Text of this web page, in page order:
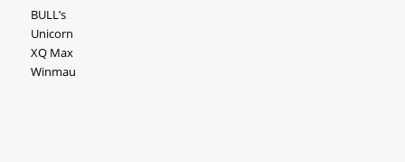
BULL’s
Unicorn
XQ Max
Winmau